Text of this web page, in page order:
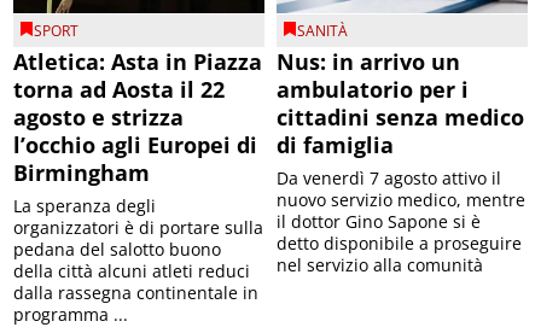
SPORT
Atletica: Asta in Piazza
torna ad Aosta il 22
agosto e strizza
l’occhio agli Europei di
Birmingham
La speranza degli
organizzatori è di portare sulla
pedana del salotto buono
della città alcuni atleti reduci
dalla rassegna continentale in
programma ...
SANITÀ
Nus: in arrivo un
ambulatorio per i
cittadini senza medico
di famiglia
Da venerdì 7 agosto attivo il
nuovo servizio medico, mentre
il dottor Gino Sapone si è
detto disponibile a proseguire
nel servizio alla comunità